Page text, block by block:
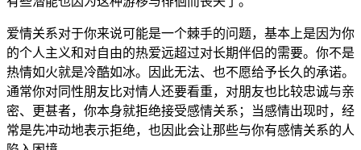
爱情关系对于你来说可能是一个棘手的问题，基本上是因为你
的个人主义和对自由的热爱远超过对长期伴侣的需要。你不是
热情如火就是冷酷如冰。因此无法、也不愿给予长久的承诺。
通常你对同性朋友比对情人还要看重，对朋友也比较忠诚与亲
密、更甚者，你本身就拒绝接受感情关系；当感情出现时，经
常是先冲动地表示拒绝，也因此会让那些与你有感情关系的人